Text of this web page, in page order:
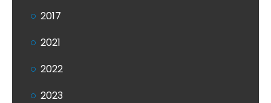
2017
2021
2022
2023